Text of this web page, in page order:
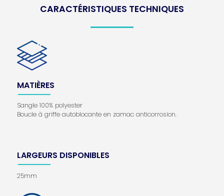
CARACTÉRISTIQUES TECHNIQUES
MATIÈRES
Sangle 100% polyester
Boucle à griffe autoblocante en zamac anticorrosion.
LARGEURS DISPONIBLES
25mm